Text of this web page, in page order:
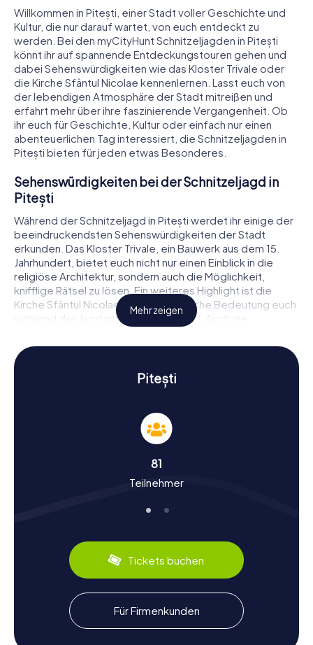
Willkommen in Pitești, einer Stadt voller Geschichte und
Kultur, die nur darauf wartet, von euch entdeckt zu
werden. Bei den myCityHunt Schnitzeljagden in Pitești
könnt ihr auf spannende Entdeckungstouren gehen und
dabei Sehenswürdigkeiten wie das Kloster Trivale oder
die Kirche Sfântul Nicolae kennenlernen. Lasst euch von
der lebendigen Atmosphäre der Stadt mitreißen und
erfahrt mehr über ihre faszinierende Vergangenheit. Ob
ihr euch für Geschichte, Kultur oder einfach nur einen
abenteuerlichen Tag interessiert, die Schnitzeljagden in
Pitești bieten für jeden etwas Besonderes.
Sehenswürdigkeiten bei der Schnitzeljagd in
Pitești
Während der Schnitzeljagd in Pitești werdet ihr einige der
beeindruckendsten Sehenswürdigkeiten der Stadt
erkunden. Das Kloster Trivale, ein Bauwerk aus dem 15.
Jahrhundert, bietet euch nicht nur einen Einblick in die
religiöse Architektur, sondern auch die Möglichkeit,
knifflige Rätsel zu lösen. Ein weiteres Highlight ist die
Kirche Sfântul Nicolae, deren historische Bedeutung euch
während der Jagd nähergebracht wird. Auch die
Kunstliebhaber und ein idealer Ort, um eure Schnitzeljagd
fortzusetzen. Diese Sehenswürdigkeiten sind nur ein
kleiner Vorgeschmack auf das, was euch bei einer
Schnitzeljagd in Pitești erwartet.
Geschichte und Kultur bei der Schnitzeljagd in
hervorragende Gelegenheit, mehr über die reiche
Geschichte und Kultur der Stadt zu erfahren. Pitești wurde
faszinierende Entwicklung durchlaufen. Wusstet ihr, dass
war? Oder dass hier der berüchtigte "Pitești-Experiment"
während der kommunistischen Ära stattfand? Bei den
Schnitzeljagden erfahrt ihr spannende Fakten wie diese
und taucht tief in die Geschichte der Stadt ein. Zudem
könnt ihr die kulinarischen Spezialitäten der Region
kennenlernen, wie zum Beispiel das traditionelle Mici, eine
Art gegrillte Hackfleischröllchen, die perfekt zu einem
erlebnisreichen Tag passen.
Mehr zeigen
Pitești
81
Teilnehmer
Tickets buchen
Für Firmenkunden